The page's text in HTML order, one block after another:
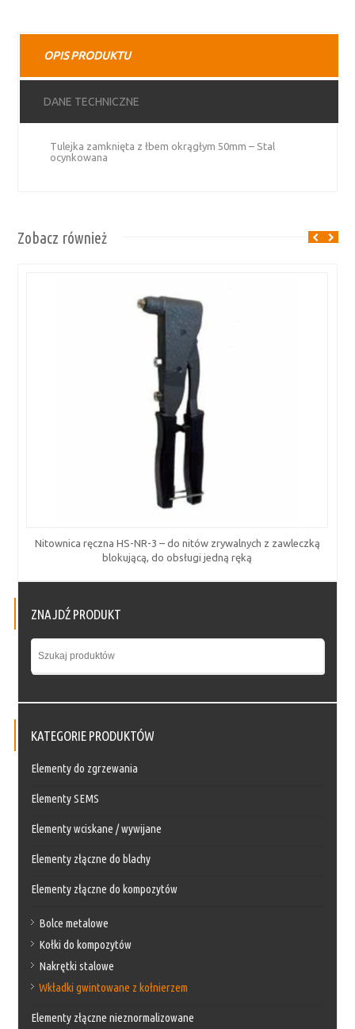
ocynkowana
OPIS PRODUKTU
DANE TECHNICZNE
Tulejka zamknięta z łbem okrągłym 50mm – Stal
ocynkowana
Zobacz również
Nitownica ręczna HS-NR-3 – do nitów zrywalnych z zawleczką
blokującą, do obsługi jedną ręką
ZNAJDŹ PRODUKT
KATEGORIE PRODUKTÓW
Elementy do zgrzewania
Elementy SEMS
Elementy wciskane / wywijane
Elementy złączne do blachy
Elementy złączne do kompozytów
Bolce metalowe
Kołki do kompozytów
Nakrętki stalowe
Wkładki gwintowane z kołnierzem
Elementy złączne nieznormalizowane